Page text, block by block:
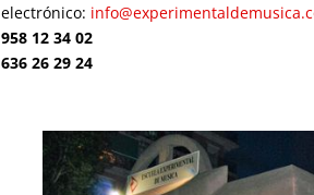
electrónico:
958 12 34 02
636 26 29 24